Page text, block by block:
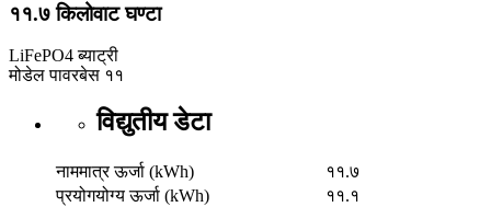
११.७ किलोवाट घण्टा
LiFePO4 ब्याट्री
मोडेल पावरबेस ११
विद्युतीय डेटा
नाममात्र ऊर्जा (kWh)
११.७
प्रयोगयोग्य ऊर्जा (kWh)
११.१